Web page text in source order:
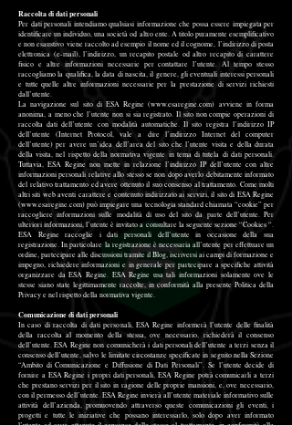
Raccolta di dati personali
Per dati personali intendiamo qualsiasi informazione che possa essere impiegata per
identificare un individuo, una società od altro ente. A titolo puramente esemplificativo
e non esaustivo viene raccolto ad esempio il nome ed il cognome, l’indirizzo di posta
elettronica (e-mail), l’indirizzo, un recapito postale od altro recapito di carattere
fisico e altre informazioni necessarie per contattare l’utente. Al tempo stesso
raccogliamo la qualifica, la data di nascita, il genere, gli eventuali interessi personali
e tutte quelle altre informazioni necessarie per la prestazione di servizi richiesti
dall’utente.
La navigazione sul sito di ESA Regine (www.esaregine.com) avviene in forma
anonima, a meno che l’utente non si sia registrato. Il sito non compie operazioni di
raccolta dati dell’utente con modalità automatiche. Il sito registra l’indirizzo IP
dell’utente (Internet Protocol, vale a dire l’indirizzo Internet del computer
dell’utente) per avere un’idea dell’area del sito che l’utente visita e della durata
della visita, nel rispetto della normativa vigente in tema di tutela di dati personali.
Tuttavia, ESA Regine non mette in relazione l’indirizzo IP dell’utente con altre
informazioni personali relative allo stesso se non dopo averlo debitamente informato
del relativo trattamento ed avere ottenuto il suo consenso al trattamento. Come molti
altri siti web aventi carattere e contenuto indirizzato ai servizi, il sito di ESA Regine
(www.esaregine.com) può impiegare una tecnologia standard chiamata “cookie” per
raccogliere informazioni sulle modalità di uso del sito da parte dell’utente. Per
ulteriori informazioni, l’utente è invitato a consultare la seguente sezione “Cookies “.
ESA Regine raccoglie i dati personali dell’utente in occasione della sua
registrazione. In particolare la registrazione è necessaria all’utente per effettuare un
ordine, partecipare alle discussioni tramite il Blog, iscriversi ai campi di formazione e
impegno, richiedere informazioni e in generale per partecipare a specifiche attività
organizzare da ESA Regine. ESA Regine usa tali informazioni solamente ove le
stesse siano state legittimamente raccolte, in conformità alla presente Politica della
Privacy e nel rispetto della normativa vigente.
Comunicazione di dati personali
In caso di raccolta di dati personali, ESA Regine informerà l’utente delle finalità
della raccolta al momento della stessa, ove necessario, richiederà il consenso
dell’utente. ESA Regine non comunicherà i dati personali dell’utente a terzi senza il
consenso dell’utente, salvo le limitate circostanze specificate in seguito nella Sezione
“Ambito di Comunicazione e Diffusione di Dati Personali”. Se l’utente decide di
fornire a ESA Regine i propri dati personali, ESA Regine potrà comunicarli a terzi
che prestano servizi per il sito in ragione delle proprie mansioni, e, ove necessario,
con il permesso dell’utente. ESA Regine invierà all’utente materiale informativo sulle
attività dell’azienda, promuovendo attraverso queste comunicazioni gli eventi, i
progetti e tutte le iniziative che possano interessarlo, solo dopo aver informato